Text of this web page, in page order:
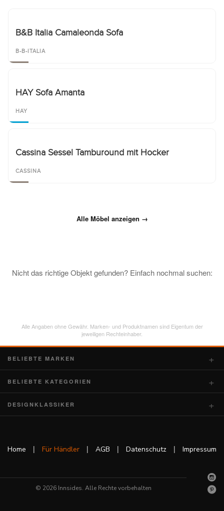
B&B Italia Camaleonda Sofa
B-B-ITALIA
HAY Sofa Amanta
HAY
Cassina Sessel Tamburound mit Hocker
CASSINA
Alle Möbel anzeigen →
Nicht das richtige Objekt gefunden? Einfach nochmal suchen:
Alle Angaben ohne Gewähr. Marken- und Produktnamen sind Eigentum der
jeweiligen Rechteinhaber.
BELIEBTE MARKEN
BELIEBTE KATEGORIEN
DESIGNKLASSIKER
Home | Für Händler | AGB | Datenschutz | Impressum
© 2026 Innsides. Alle Rechte vorbehalten